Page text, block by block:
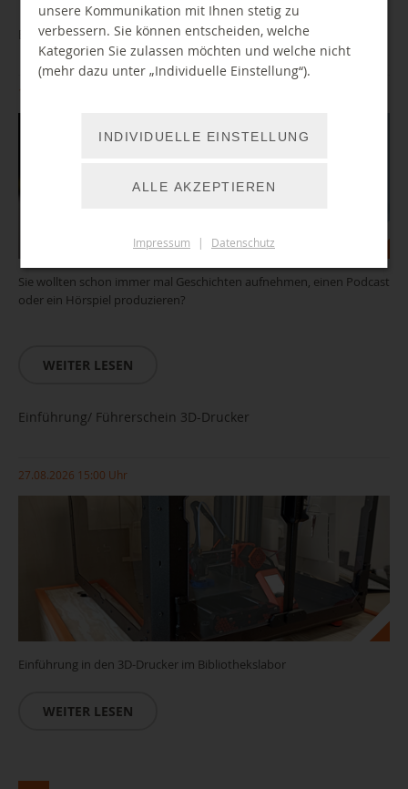
BibLab: Einführung AudioStudio
Sie wollten schon immer mal Geschichten aufnehmen, einen Podcast
oder ein Hörspiel produzieren?
WEITER LESEN
Einführung/ Führerschein 3D-Drucker
27.08.2026 15:00 Uhr
Einführung in den 3D-Drucker im Bibliothekslabor
WEITER LESEN
unsere Kommunikation mit Ihnen stetig zu
verbessern. Sie können entscheiden, welche
Kategorien Sie zulassen möchten und welche nicht
(mehr dazu unter „Individuelle Einstellung“).
INDIVIDUELLE EINSTELLUNG
ALLE AKZEPTIEREN
Impressum | Datenschutz